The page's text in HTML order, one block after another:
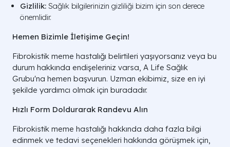
Gizlilik: Sağlık bilgilerinizin gizliliği bizim için son derece
önemlidir.
Hemen Bizimle İletişime Geçin!
Fibrokistik meme hastalığı belirtileri yaşıyorsanız veya bu
durum hakkında endişeleriniz varsa, A Life Sağlık
Grubu'na hemen başvurun. Uzman ekibimiz, size en iyi
şekilde yardımcı olmak için buradadır.
Hızlı Form Doldurarak Randevu Alın
Fibrokistik meme hastalığı hakkında daha fazla bilgi
edinmek ve tedavi seçenekleri hakkında görüşmek için,